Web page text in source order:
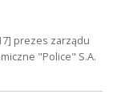
prezes zarządu
"Police" S.A.